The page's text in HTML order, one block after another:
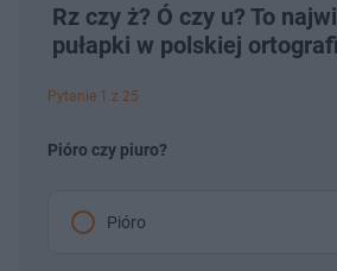
Rz czy ż? Ó czy u? To
pułapki w polskiej
Pytanie 1 z 25
Pióro czy piuro?
Pióro